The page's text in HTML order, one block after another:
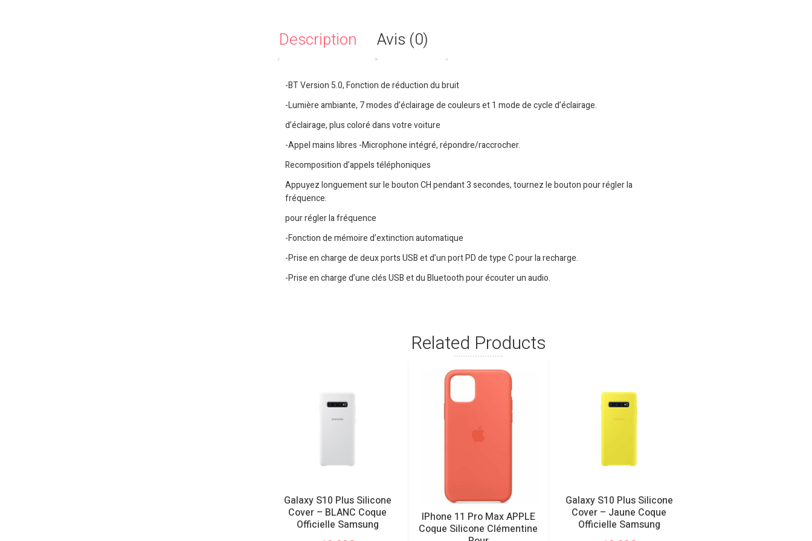
Description Avis (0)
-BT Version 5.0, Fonction de réduction du bruit
-Lumière ambiante, 7 modes d’éclairage de couleurs et 1 mode de cycle d’éclairage.
d’éclairage, plus coloré dans votre voiture
-Appel mains libres -Microphone intégré, répondre/raccrocher.
Recomposition d’appels téléphoniques
Appuyez longuement sur le bouton CH pendant 3 secondes, tournez le bouton pour régler la
fréquence.
pour régler la fréquence
-Fonction de mémoire d’extinction automatique
-Prise en charge de deux ports USB et d’un port PD de type C pour la recharge.
-Prise en charge d’une clés USB et du Bluetooth pour écouter un audio.
Related Products
Galaxy S10 Plus Silicone
Cover – BLANC Coque
Officielle Samsung
IPhone 11 Pro Max APPLE
Coque Silicone Clémentine
Galaxy S10 Plus Silicone
Cover – Jaune Coque
Officielle Samsung